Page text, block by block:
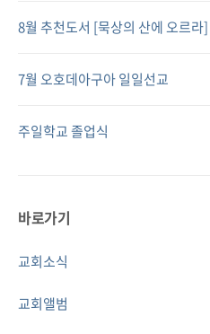
8월 추천도서 [묵상의 산에 오르라]
7월 오호데아구아 일일선교
주일학교 졸업식
바로가기
교회소식
교회앨범